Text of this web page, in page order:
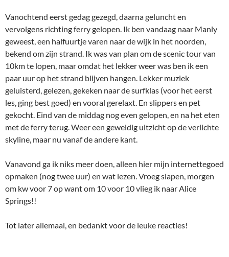
Vanochtend eerst gedag gezegd, daarna geluncht en
vervolgens richting ferry gelopen. Ik ben vandaag naar Manly
geweest, een halfuurtje varen naar de wijk in het noorden,
bekend om zijn strand. Ik was van plan om de scenic tour van
10km te lopen, maar omdat het lekker weer was ben ik een
paar uur op het strand blijven hangen. Lekker muziek
geluisterd, gelezen, gekeken naar de surfklas (voor het eerst
les, ging best goed) en vooral gerelaxt. En slippers en pet
gekocht. Eind van de middag nog even gelopen, en na het eten
met de ferry terug. Weer een geweldig uitzicht op de verlichte
skyline, maar nu vanaf de andere kant.
Vanavond ga ik niks meer doen, alleen hier mijn internettegoed
opmaken (nog twee uur) en wat lezen. Vroeg slapen, morgen
om kw voor 7 op want om 10 voor 10 vlieg ik naar Alice
Springs!!
Tot later allemaal, en bedankt voor de leuke reacties!